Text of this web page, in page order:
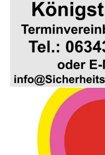
Show larger version